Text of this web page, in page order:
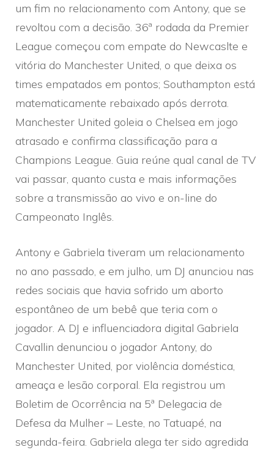
um fim no relacionamento com Antony, que se
revoltou com a decisão. 36ª rodada da Premier
League começou com empate do Newcaslte e
vitória do Manchester United, o que deixa os
times empatados em pontos; Southampton está
matematicamente rebaixado após derrota.
Manchester United goleia o Chelsea em jogo
atrasado e confirma classificação para a
Champions League. Guia reúne qual canal de TV
vai passar, quanto custa e mais informações
sobre a transmissão ao vivo e on-line do
Campeonato Inglês.
Antony e Gabriela tiveram um relacionamento
no ano passado, e em julho, um DJ anunciou nas
redes sociais que havia sofrido um aborto
espontâneo de um bebê que teria com o
jogador. A DJ e influenciadora digital Gabriela
Cavallin denunciou o jogador Antony, do
Manchester United, por violência doméstica,
ameaça e lesão corporal. Ela registrou um
Boletim de Ocorrência na 5ª Delegacia de
Defesa da Mulher – Leste, no Tatuapé, na
segunda-feira. Gabriela alega ter sido agredida